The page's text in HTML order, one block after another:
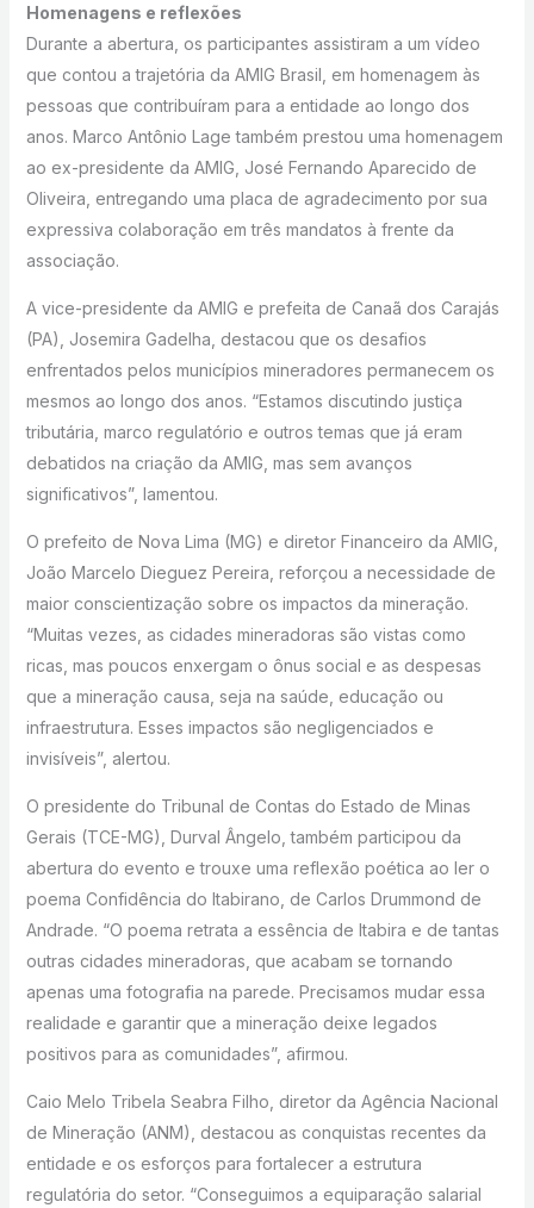
Homenagens e reflexões
Durante a abertura, os participantes assistiram a um vídeo
que contou a trajetória da AMIG Brasil, em homenagem às
pessoas que contribuíram para a entidade ao longo dos
anos. Marco Antônio Lage também prestou uma homenagem
ao ex-presidente da AMIG, José Fernando Aparecido de
Oliveira, entregando uma placa de agradecimento por sua
expressiva colaboração em três mandatos à frente da
associação.
A vice-presidente da AMIG e prefeita de Canaã dos Carajás
(PA), Josemira Gadelha, destacou que os desafios
enfrentados pelos municípios mineradores permanecem os
mesmos ao longo dos anos. “Estamos discutindo justiça
tributária, marco regulatório e outros temas que já eram
debatidos na criação da AMIG, mas sem avanços
significativos”, lamentou.
O prefeito de Nova Lima (MG) e diretor Financeiro da AMIG,
João Marcelo Dieguez Pereira, reforçou a necessidade de
maior conscientização sobre os impactos da mineração.
“Muitas vezes, as cidades mineradoras são vistas como
ricas, mas poucos enxergam o ônus social e as despesas
que a mineração causa, seja na saúde, educação ou
infraestrutura. Esses impactos são negligenciados e
invisíveis”, alertou.
O presidente do Tribunal de Contas do Estado de Minas
Gerais (TCE-MG), Durval Ângelo, também participou da
abertura do evento e trouxe uma reflexão poética ao ler o
poema Confidência do Itabirano, de Carlos Drummond de
Andrade. “O poema retrata a essência de Itabira e de tantas
outras cidades mineradoras, que acabam se tornando
apenas uma fotografia na parede. Precisamos mudar essa
realidade e garantir que a mineração deixe legados
positivos para as comunidades”, afirmou.
Caio Melo Tribela Seabra Filho, diretor da Agência Nacional
de Mineração (ANM), destacou as conquistas recentes da
entidade e os esforços para fortalecer a estrutura
regulatória do setor. “Conseguimos a equiparação salarial